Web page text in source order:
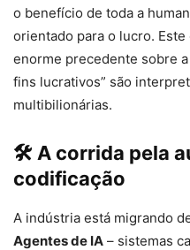
o benefício de toda a
orientado para o lucro.
enorme precedente sobre
fins lucrativos” são
multibilionárias.
🛠️ A corrida pela
codificação
A indústria está migrando
Agentes de IA – sistemas